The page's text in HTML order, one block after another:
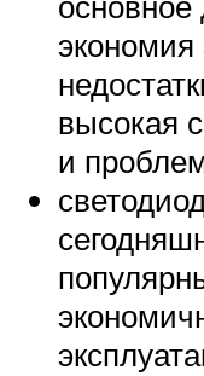
экономия
высокая
и